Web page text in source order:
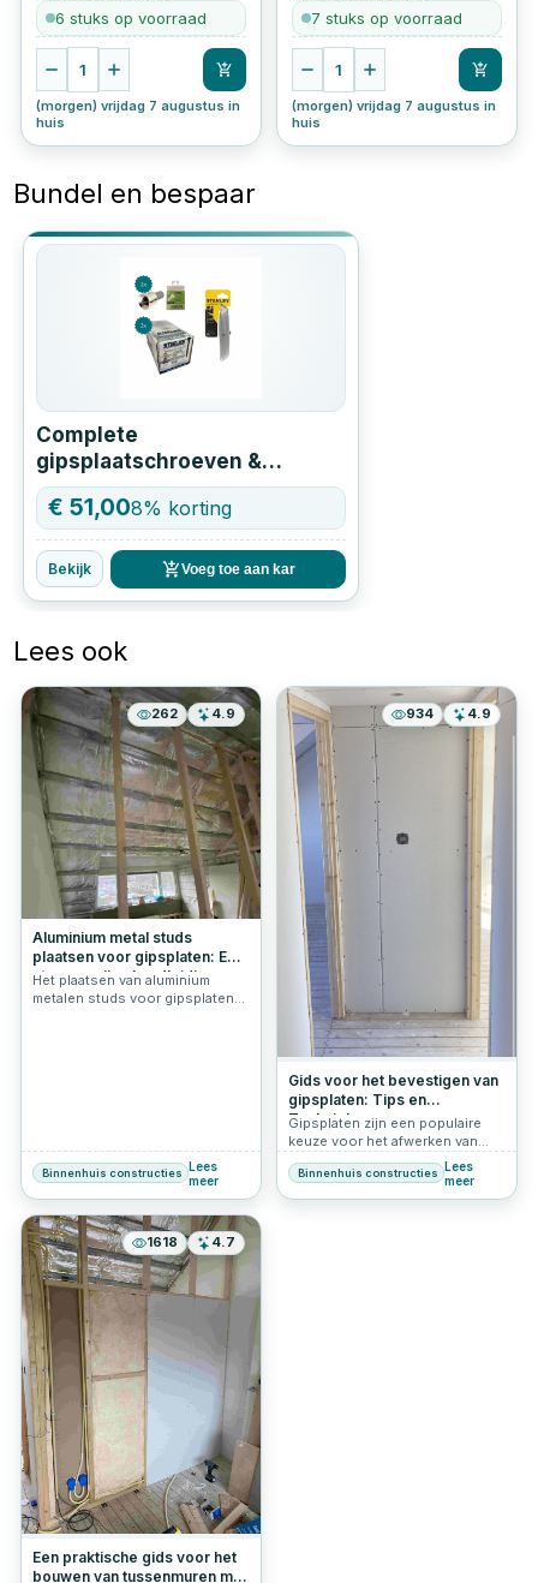
6 stuks op voorraad
1
(morgen) vrijdag 7 augustus in
huis
7 stuks op voorraad
1
(morgen) vrijdag 7 augustus in
huis
Bundel en bespaar
Complete
gipsplaatschroeven &
stanleymes set – direct klaar
voor montage
€51,008% korting
Bekijk Voeg toe aan kar
Lees ook
262 4.9
Aluminium metal studs
plaatsen voor gipsplaten: Een
stapsgewijze handleiding
Het plaatsen van aluminium
metalen studs voor gipsplaten
Binnenhuis constructies Lees
meer
934 4.9
Gids voor het bevestigen van
gipsplaten: Tips en
Technieken
Gipsplaten zijn een populaire
keuze voor het afwerken van
binnenmuren en plafonds
vanwege hun veelzijdigheid en
eenvoudige installatie. Hier een
Binnenhuis constructies Lees
meer
1618 4.7
Een praktische gids voor het
bouwen van tussenmuren met